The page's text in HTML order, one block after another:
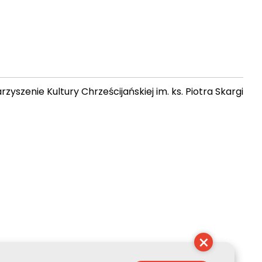
Kultury Chrześcijańskiej im. ks. Piotra Skargi
×